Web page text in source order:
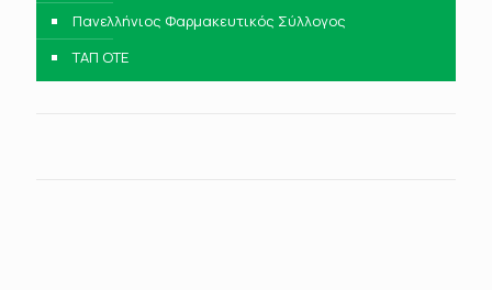
Πανελλήνιος Φαρμακευτικός Σύλλογος
ΤΑΠ ΟΤΕ